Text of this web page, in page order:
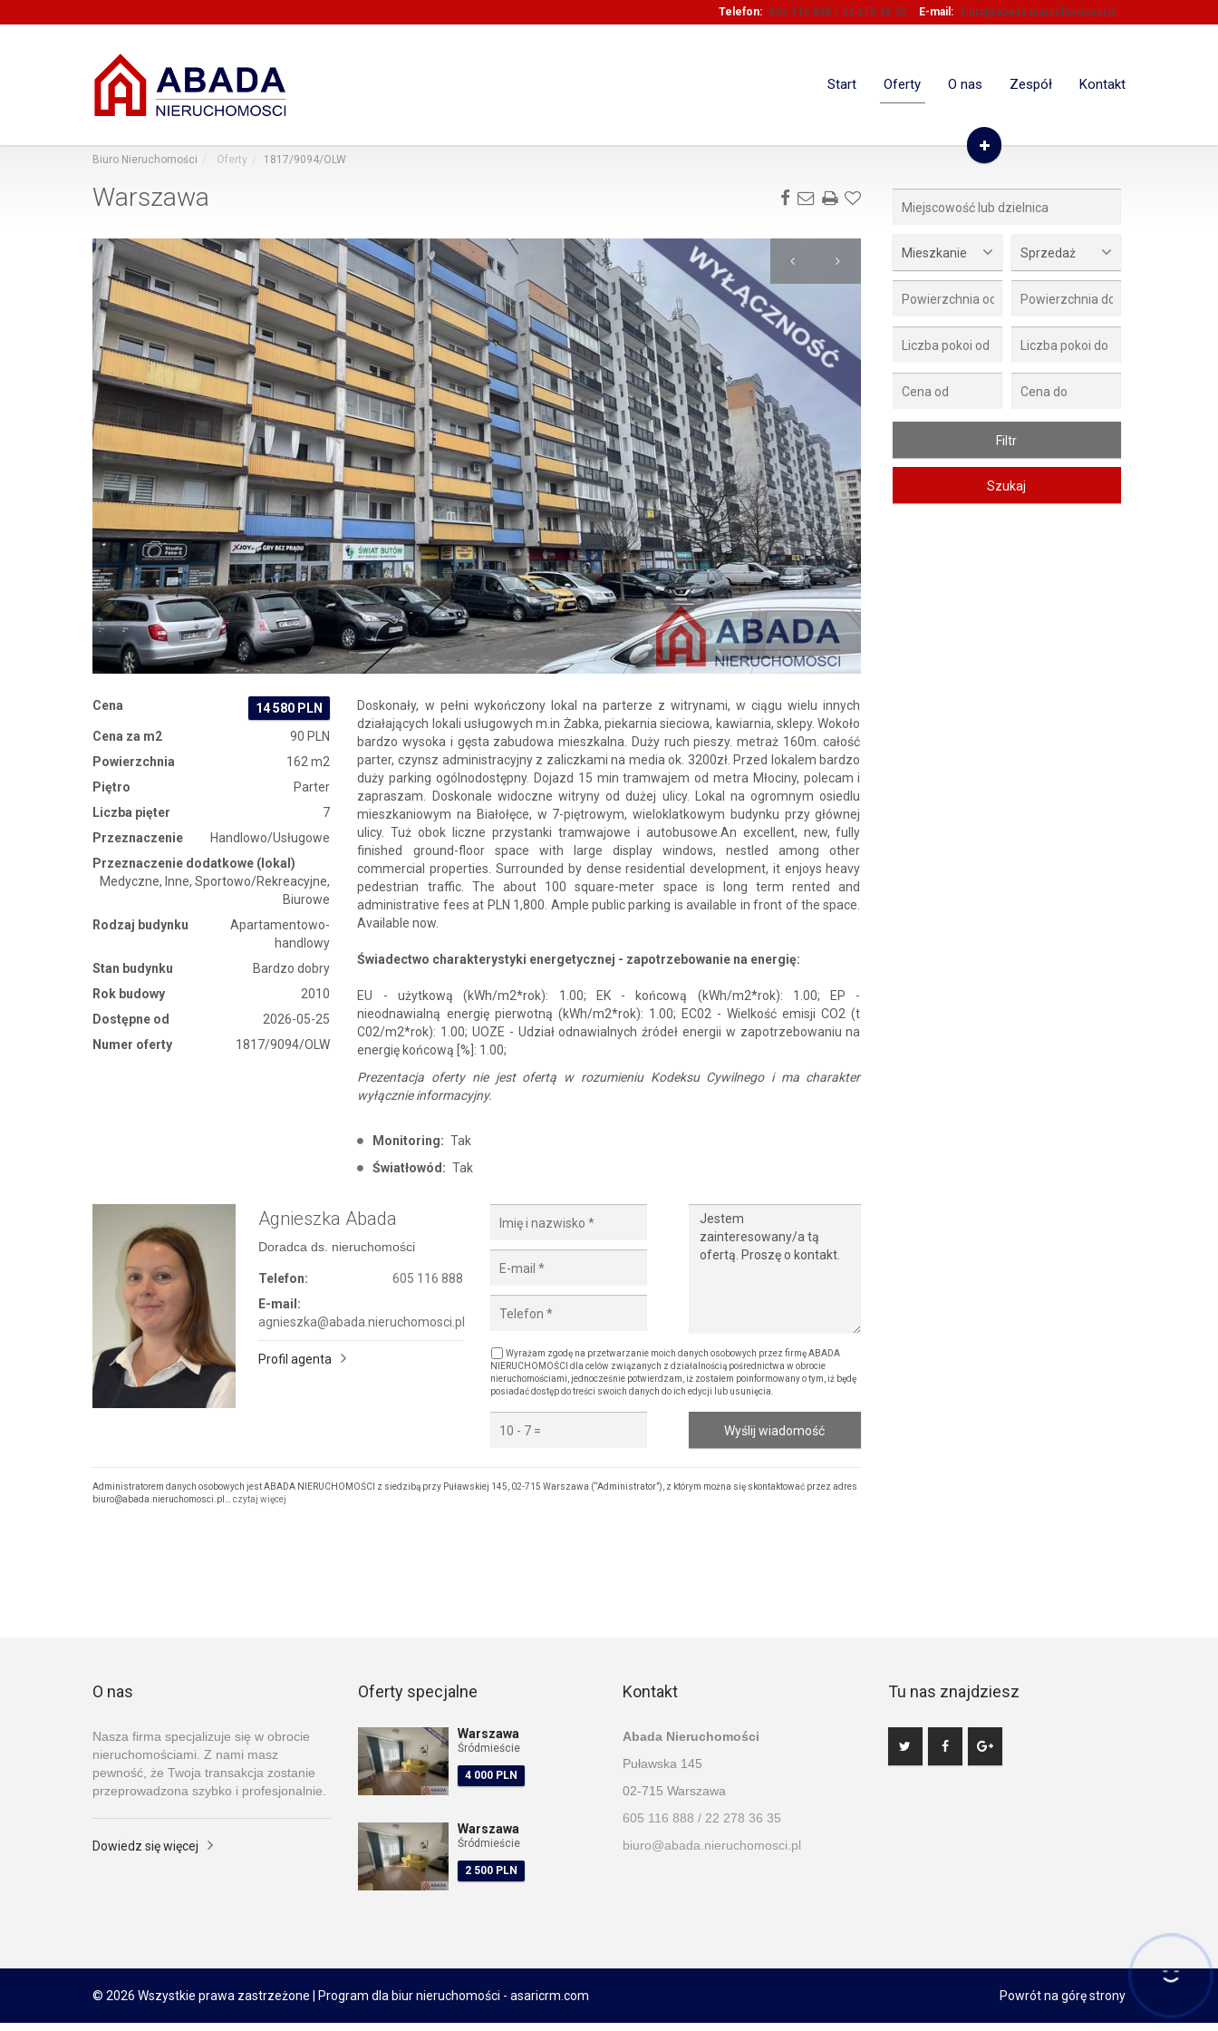
Telefon: 605 116 888 / 22 278 36 35 E-mail: biuro@abada.nieruchomosci.pl
Start Oferty O nas Zespół Kontakt
Biuro Nieruchomości Oferty 1817/9094/OLW
Warszawa
Zdjęcie 1
Cena
14 580 PLN
Cena za m2
90 PLN
Powierzchnia
162 m2
Piętro
Parter
Liczba pięter
7
Przeznaczenie
Handlowo/Usługowe
Przeznaczenie dodatkowe (lokal)
Medyczne, Inne, Sportowo/Rekreacyjne,
Biurowe
Rodzaj budynku
Apartamentowo-
handlowy
Stan budynku
Bardzo dobry
Rok budowy
2010
Dostępne od
2026-05-25
Numer oferty
1817/9094/OLW
Doskonały, w pełni wykończony lokal na parterze z witrynami, w ciągu wielu innych
działających lokali usługowych m.in Żabka, piekarnia sieciowa, kawiarnia, sklepy. Wokoło
bardzo wysoka i gęsta zabudowa mieszkalna. Duży ruch pieszy. metraż 160m. całość
parter, czynsz administracyjny z zaliczkami na media ok. 3200zł. Przed lokalem bardzo
duży parking ogólnodostępny. Dojazd 15 min tramwajem od metra Młociny, polecam i
zapraszam. Doskonale widoczne witryny od dużej ulicy. Lokal na ogromnym osiedlu
mieszkaniowym na Białołęce, w 7-piętrowym, wieloklatkowym budynku przy głównej
ulicy. Tuż obok liczne przystanki tramwajowe i autobusowe.An excellent, new, fully
finished ground-floor space with large display windows, nestled among other
commercial properties. Surrounded by dense residential development, it enjoys heavy
pedestrian traffic. The about 100 square-meter space is long term rented and
administrative fees at PLN 1,800. Ample public parking is available in front of the space.
Available now.
Świadectwo charakterystyki energetycznej - zapotrzebowanie na energię:
EU - użytkową (kWh/m2*rok): 1.00; EK - końcową (kWh/m2*rok): 1.00; EP -
nieodnawialną energię pierwotną (kWh/m2*rok): 1.00; EC02 - Wielkość emisji CO2 (t
C02/m2*rok): 1.00; UOZE - Udział odnawialnych źródeł energii w zapotrzebowaniu na
energię końcową [%]: 1.00;
Prezentacja oferty nie jest ofertą w rozumieniu Kodeksu Cywilnego i ma charakter
wyłącznie informacyjny.
Monitoring: Tak
Światłowód: Tak
Agnieszka Abada
Doradca ds. nieruchomości
Telefon:
605 116 888
E-mail:
agnieszka@abada.nieruchomosci.pl
Profil agenta
Wyrażam zgodę na przetwarzanie moich danych osobowych przez firmę ABADA
NIERUCHOMOŚCI dla celów związanych z działalnością pośrednictwa w obrocie
nieruchomościami, jednocześnie potwierdzam, iż zostałem poinformowany o tym, iż będę
posiadać dostęp do treści swoich danych do ich edycji lub usunięcia.
Wyślij wiadomość
Administratorem danych osobowych jest ABADA NIERUCHOMOŚCI z siedzibą przy Puławskiej 145, 02-715 Warszawa (“Administrator”), z którym można się skontaktować przez adres
biuro@abada.nieruchomosci.pl… czytaj więcej
Mieszkanie Sprzedaż
O nas
Nasza firma specjalizuje się w obrocie
nieruchomościami. Z nami masz
pewność, że Twoja transakcja zostanie
przeprowadzona szybko i profesjonalnie.
Dowiedz się więcej
Oferty specjalne
Warszawa
Śródmieście
4 000 PLN
Warszawa
Śródmieście
2 500 PLN
Kontakt
Abada Nieruchomości
Puławska 145
02-715 Warszawa
605 116 888 / 22 278 36 35
biuro@abada.nieruchomosci.pl
Tu nas znajdziesz
© 2026 Wszystkie prawa zastrzeżone | Program dla biur nieruchomości - asaricrm.com Powrót na górę strony